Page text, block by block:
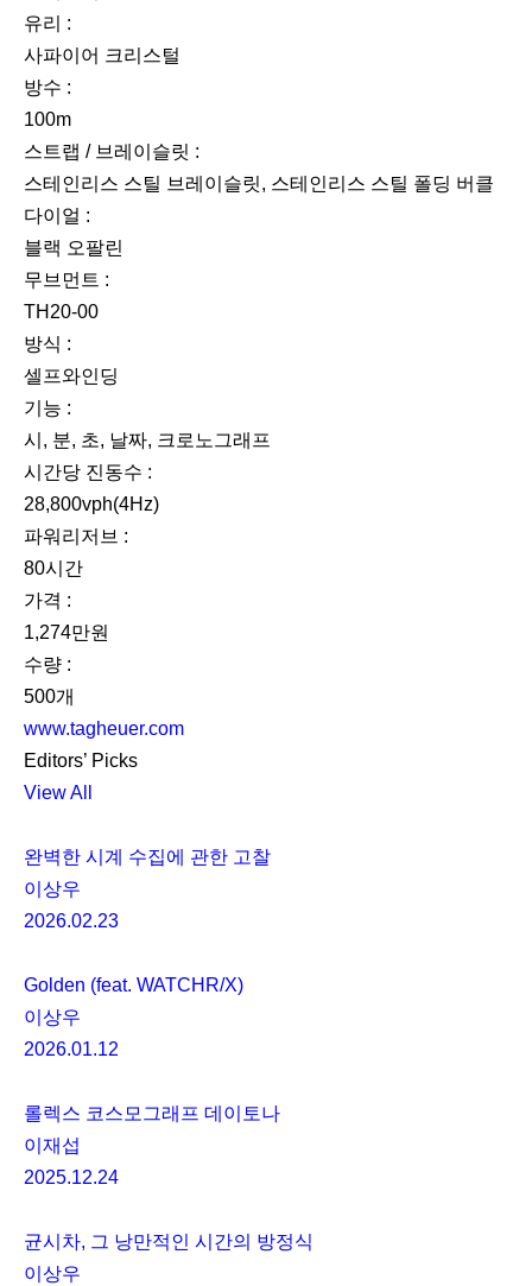
유리 :
사파이어 크리스털
방수 :
100m
스트랩 / 브레이슬릿 :
스테인리스 스틸 브레이슬릿, 스테인리스 스틸 폴딩 버클
다이얼 :
블랙 오팔린
무브먼트 :
TH20-00
방식 :
셀프와인딩
기능 :
시, 분, 초, 날짜, 크로노그래프
시간당 진동수 :
28,800vph(4Hz)
파워리저브 :
80시간
가격 :
1,274만원
수량 :
500개
www.tagheuer.com
Editors’ Picks
View All
완벽한 시계 수집에 관한 고찰
이상우
2026.02.23
Golden (feat. WATCHR/X)
이상우
2026.01.12
롤렉스 코스모그래프 데이토나
이재섭
2025.12.24
균시차, 그 낭만적인 시간의 방정식
이상우